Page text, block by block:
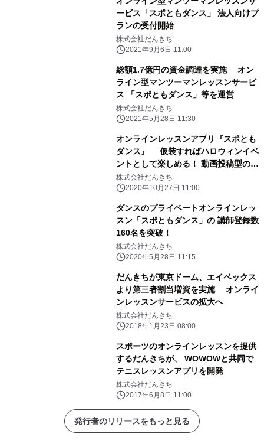
ービス「スポともダンス」 法人向けプ
ランの受付開始
株式会社だんきち
2021年9月6日 11:00
総額1.7億円の資金調達を実施 オン
ライン型マンツーマンレッスンサービ
ス 「スポともダンス」等を運営
株式会社だんきち
2021年5月28日 11:30
オンラインレッスンアプリ『スポとも
ダンス』 仮装すればハロウィンイベ
ントとして楽しめる！ 動画投稿型の発
表会をオンラインで開催中
株式会社だんきち
2020年10月27日 11:00
ダンスのプライベートオンラインレッ
スン「スポともダンス」の 講師登録数
160名を突破！
株式会社だんきち
2020年5月28日 11:15
だんきちが東京ドーム、エイベックス
より第三者割当増資を実施 オンライ
ンレッスンサービスの拡大へ
株式会社だんきち
2018年1月23日 08:00
スポーツのオンラインレッスンを提供
するだんきちが、 WOWOWと共同で
テニスレッスンアプリを開発
株式会社だんきち
2017年6月8日 11:00
発行者のリリースをもっと見る